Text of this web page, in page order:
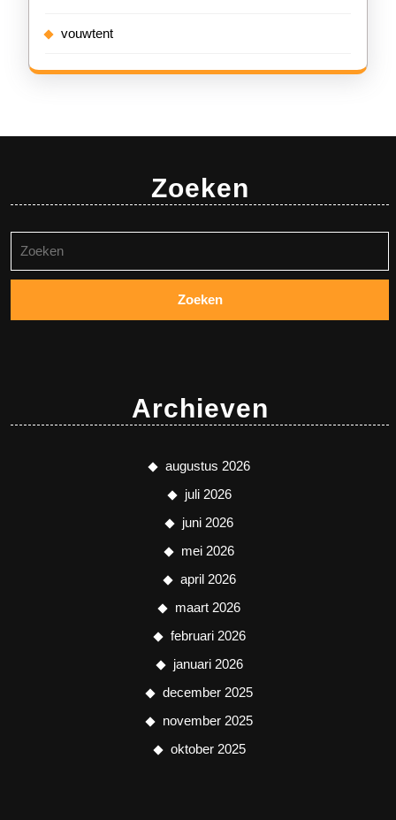
vouwtent
Zoeken
naar:
Archieven
augustus 2026
juli 2026
juni 2026
mei 2026
april 2026
maart 2026
februari 2026
januari 2026
december 2025
november 2025
oktober 2025